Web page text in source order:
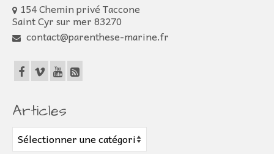
154 Chemin privé Taccone
Saint Cyr sur mer 83270
contact@parenthese-marine.fr
Articles
Articles